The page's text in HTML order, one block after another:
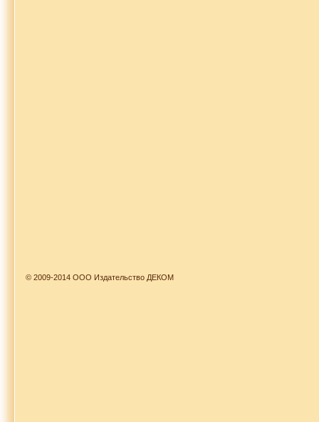
© 2009-2014 ООО Издательство ДЕКОМ